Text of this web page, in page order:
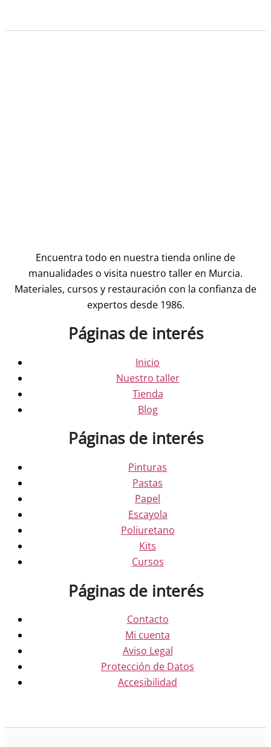
Encuentra todo en nuestra tienda online de
manualidades o visita nuestro taller en Murcia.
Materiales, cursos y restauración con la confianza de
expertos desde 1986.
Páginas de interés
Inicio
Nuestro taller
Tienda
Blog
Páginas de interés
Pinturas
Pastas
Papel
Escayola
Poliuretano
Kits
Cursos
Páginas de interés
Contacto
Mi cuenta
Aviso Legal
Protección de Datos
Accesibilidad